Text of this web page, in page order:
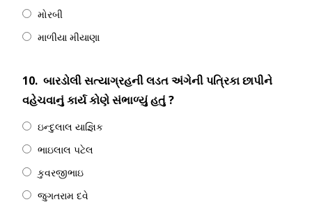
મોરબી
માળીયા મીયાણા
10. બારડોલી સત્યાગ્રહની લડત અંગેની પત્રિકા છાપીને
વહેચવાનું કાર્ય કોણે સંભાળ્યું હતું ?
ઇન્દુલાલ યાજ્ઞિક
ભાઇલાલ પટેલ
કુવરજીભાઇ
જુગતરામ દવે